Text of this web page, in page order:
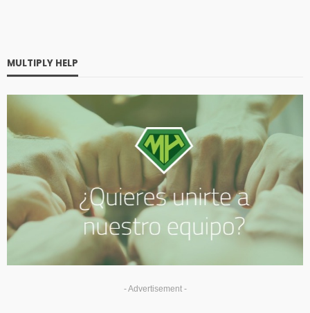
MULTIPLY HELP
- Advertisement -